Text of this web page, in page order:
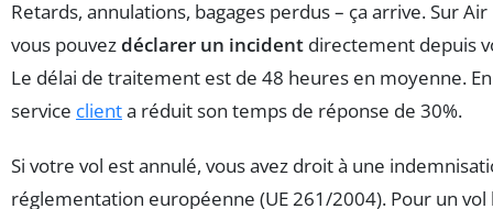
Retards, annulations, bagages perdus – ça arrive. Sur Air
vous pouvezdéclarer un incident directement depuis
Le délai de traitement est de 48 heures en moyenne.
service clienta réduit son temps de réponse de 30%.
Si votre vol est annulé, vous avez droit à une
réglementation européenne (UE 261/2004). Pour un